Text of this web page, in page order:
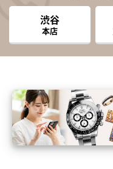
渋谷
本店